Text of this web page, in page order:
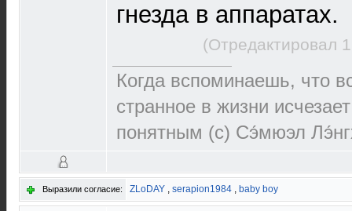
гнезда в аппаратах.
(Отредактировал
Когда вспоминаешь, что
странное в жизни
понятным (c) Сэ́мюэл
Выразили согласие: ZLoDAY , serapion1984 , baby boy